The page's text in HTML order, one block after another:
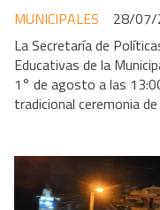
MUNICIPALES
28/07/
La Secretaría de
Educativas de la
1° de agosto a las
tradicional ceremonia